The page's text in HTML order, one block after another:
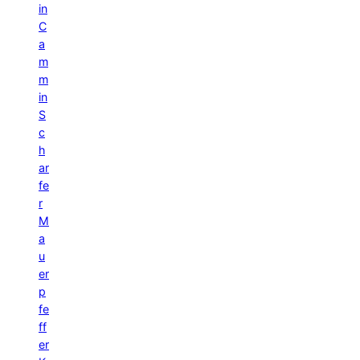
in
C
a
m
m
in
S
c
h
ar
fe
r
M
a
u
er
p
fe
ff
er